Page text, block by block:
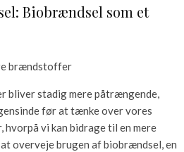
Biobrændsel som et
bliver stadig mere påtrængende,
før at tænke over vores
hvorpå vi kan bidrage til en mere
overveje brugen af biobrændsel, en